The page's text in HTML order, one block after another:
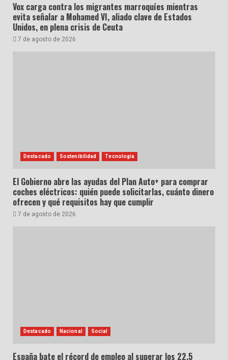
Vox carga contra los migrantes marroquíes mientras
evita señalar a Mohamed VI, aliado clave de Estados
Unidos, en plena crisis de Ceuta
7 de agosto de 2026
Destacado Sostenibilidad Tecnología
El Gobierno abre las ayudas del Plan Auto+ para comprar
coches eléctricos: quién puede solicitarlas, cuánto dinero
ofrecen y qué requisitos hay que cumplir
7 de agosto de 2026
Destacado Nacional Social
España bate el récord de empleo al superar los 22,5